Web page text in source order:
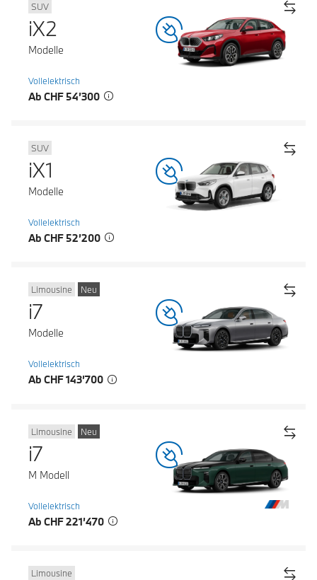
SUV
iX2
Modelle
Vollelektrisch
Ab CHF 54’300
SUV
iX1
Modelle
Vollelektrisch
Ab CHF 52’200
Limousine Neu
i7
Modelle
Vollelektrisch
Ab CHF 143’700
Limousine Neu
i7
M Modell
Vollelektrisch
Ab CHF 221’470
Limousine